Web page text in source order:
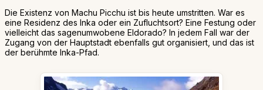
Die Existenz von Machu Picchu ist bis heute umstritten. War es
eine Residenz des Inka oder ein Zufluchtsort? Eine Festung oder
vielleicht das sagenumwobene Eldorado? In jedem Fall war der
Zugang von der Hauptstadt ebenfalls gut organisiert, und das ist
der berühmte Inka-Pfad.